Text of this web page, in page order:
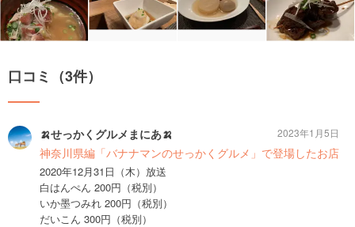
口コミ（3件）
🍌せっかくグルメまにあ🍌
神奈川県編「バナナマンのせっかくグルメ」で登場したお店
2020年12月31日（木）放送
白はんぺん 200円（税別）
いか墨つみれ 200円（税別）
だいこん 300円（税別）
2023年1月5日